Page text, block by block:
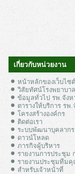
เกี่ยวกับหน่วยงาน
หน้าหลักของเว็บไซต์
วิสัยทัศน์โรงพยาบา
ข้อมูลทั่วไป รพ.จังห
ตารางให้บริการ รพ.
โครงสร้างองค์กร
ติดต่อเรา
ระบบพัฒนาบุคลากร
ดาวน์โหลด
ภารกิจผู้บริหาร
รายงานการประชุม
รายงานประชุมทีม
สำหรับเจ้าหน้าที่